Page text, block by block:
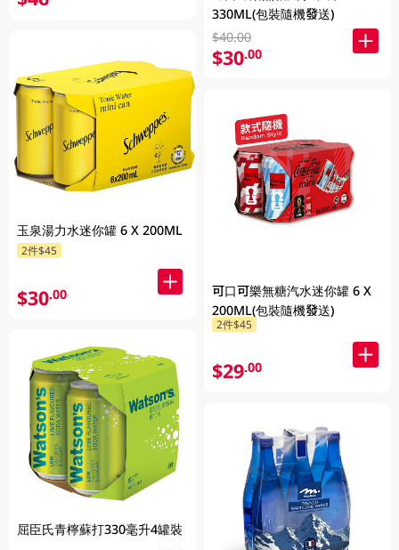
玉泉湯力水迷你罐 6 X 200ML
2件$45
$30.00
屈臣氏青檸蘇打330毫升4罐裝
330ML(包裝隨機發送)
$40.00
$30.00
可口可樂無糖汽水迷你罐 6 X
200ML(包裝隨機發送)
2件$45
$29.00